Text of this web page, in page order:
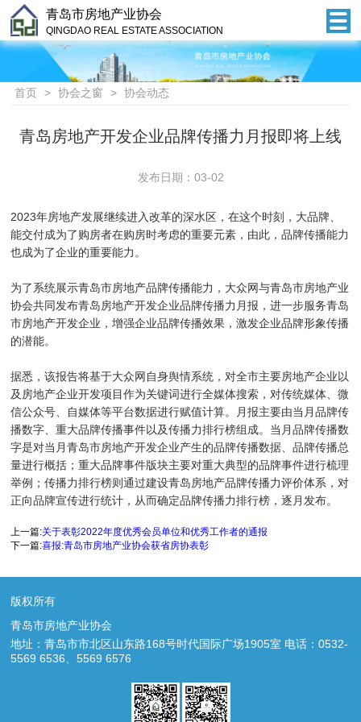
青岛市房地产业协会
QINGDAO REAL ESTATE ASSOCIATION
首页 > 协会之窗 > 协会动态
青岛房地产开发企业品牌传播力月报即将上线
发布日期：03-02
2023年房地产发展继续进入改革的深水区，在这个时刻，大品牌、
能交付成为了购房者在购房时考虑的重要元素，由此，品牌传播能力
也成为了企业的重要能力。
为了系统展示青岛市房地产品牌传播能力，大众网与青岛市房地产业
协会共同发布青岛房地产开发企业品牌传播力月报，进一步服务青岛
市房地产开发企业，增强企业品牌传播效果，激发企业品牌形象传播
的潜能。
据悉，该报告将基于大众网自身舆情系统，对全市主要房地产企业以
及房地产企业开发项目作为关键词进行全媒体搜索，对传统媒体、微
信公众号、自媒体等平台数据进行赋值计算。月报主要由当月品牌传
播数字、重大品牌传播事件以及传播力排行榜组成。当月品牌传播数
字是对当月青岛市房地产开发企业产生的品牌传播数据、品牌传播总
量进行概括；重大品牌事件版块主要对重大典型的品牌事件进行梳理
举例；传播力排行榜则通过建设青岛房地产品牌传播力评价体系，对
正向品牌宣传进行统计，从而确定品牌传播力排行榜，逐月发布。
上一篇:关于表彰2022年度优秀会员单位和优秀工作者的通报
下一篇:喜报:青岛市房地产业协会获省房协表彰
版权所有
青岛市房地产业协会
地址：青岛市市北区山东路168号时代国际广场1905室 电话：0532-
5569 6536、5569 6576